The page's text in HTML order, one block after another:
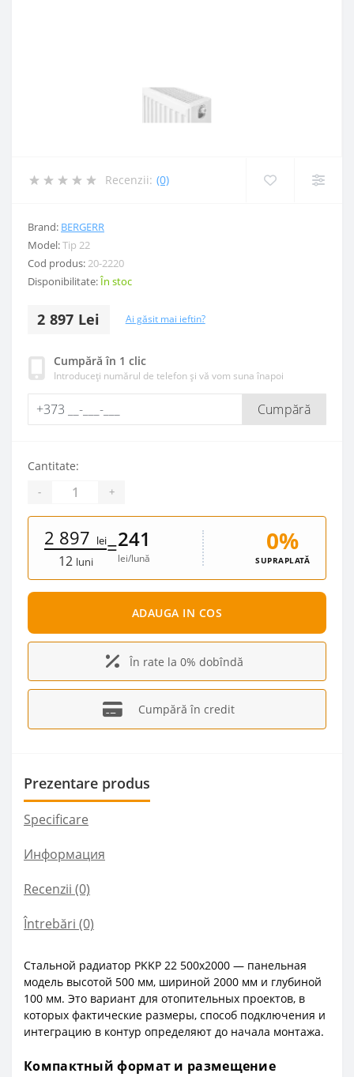
Recenzii: (0)
Brand: BERGERR
Model:Tip 22
Cod produs: 20-2220
Disponibilitate:În stoc
2 897 Lei Ai găsit mai ieftin?
Cumpără în 1 clic
Introduceți numărul de telefon și vă vom suna înapoi
Cumpără
Cantitate:
- +
2 897 lei
12 luni
=241
lei/lună
0%
SUPRAPLATĂ
ADAUGA IN COS
În rate la 0% dobîndă
Cumpără în credit
Prezentare produs
Specificare
Информация
Recenzii (0)
Întrebări (0)
Стальной радиатор PKKP 22 500x2000 — панельная
модель высотой 500 мм, шириной 2000 мм и глубиной
100 мм. Это вариант для отопительных проектов, в
которых фактические размеры, способ подключения и
интеграцию в контур определяют до начала монтажа.
Компактный формат и размещение